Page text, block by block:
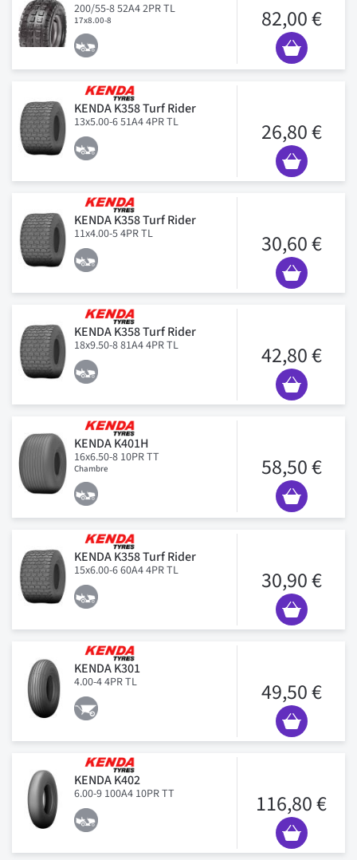
200/55-8 52A4 2PR TL
17x8.00-8 82,00 €
KENDA K358 Turf Rider
13x5.00-6 51A4 4PR TL 26,80 €
KENDA K358 Turf Rider
11x4.00-5 4PR TL 30,60 €
KENDA K358 Turf Rider
18x9.50-8 81A4 4PR TL 42,80 €
KENDA K401H
16x6.50-8 10PR TT
Chambre 58,50 €
KENDA K358 Turf Rider
15x6.00-6 60A4 4PR TL 30,90 €
KENDA K301
4.00-4 4PR TL 49,50 €
KENDA K402
6.00-9 100A4 10PR TT 116,80 €